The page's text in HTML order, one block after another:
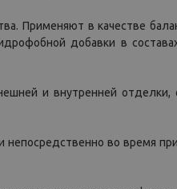
Применяют в качестве
добавки в
и внутренней отделки,
во время